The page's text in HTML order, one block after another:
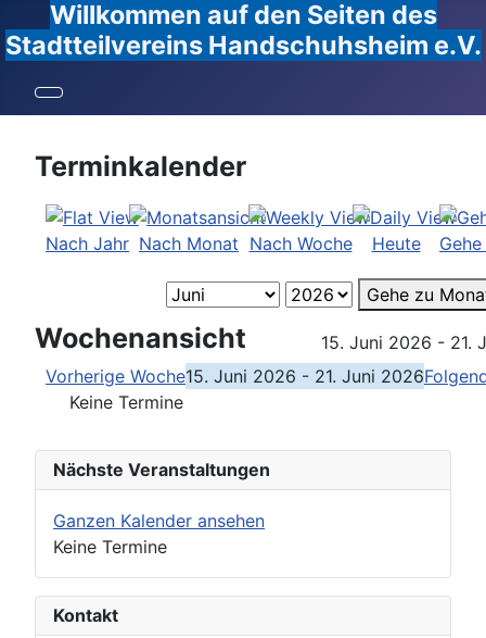
Willkommen auf den Seiten des
Stadtteilvereins Handschuhsheim e.V.
Terminkalender
Nach Jahr Nach Monat Nach Woche Heute
Gehe zu
Wochenansicht
15. Juni 2026 - 21.
Vorherige Woche15. Juni 2026 - 21. Juni 2026
Keine Termine
Nächste Veranstaltungen
Ganzen Kalender ansehen
Keine Termine
Kontakt